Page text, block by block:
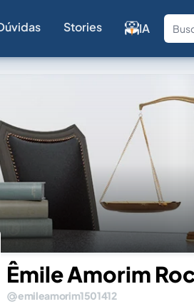
Stories IA
Êmile Amorim
emileamorim1501412